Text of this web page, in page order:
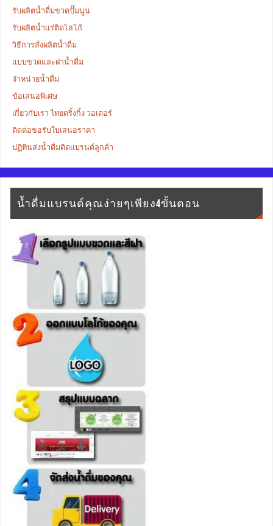
รับผลิตน้ำดื่มขวดปั๊มนูน
รับผลิตน้ำแร่ติดโลโก้
วิธีการสั่งผลิตน้ำดื่ม
แบบขวดและฝาน้ำดื่ม
จำหน่ายน้ำดื่ม
ข้อเสนอพิเศษ
เกี่ยวกับเรา ไทยดริ้งกิ้ง วอเตอร์
ติดต่อขอรับใบเสนอราคา
ปฏิทินส่งน้ำดื่มติดแบรนด์ลูกค้า
น้ำดื่มแบรนด์คุณง่ายๆเพียง4ขั้นตอน